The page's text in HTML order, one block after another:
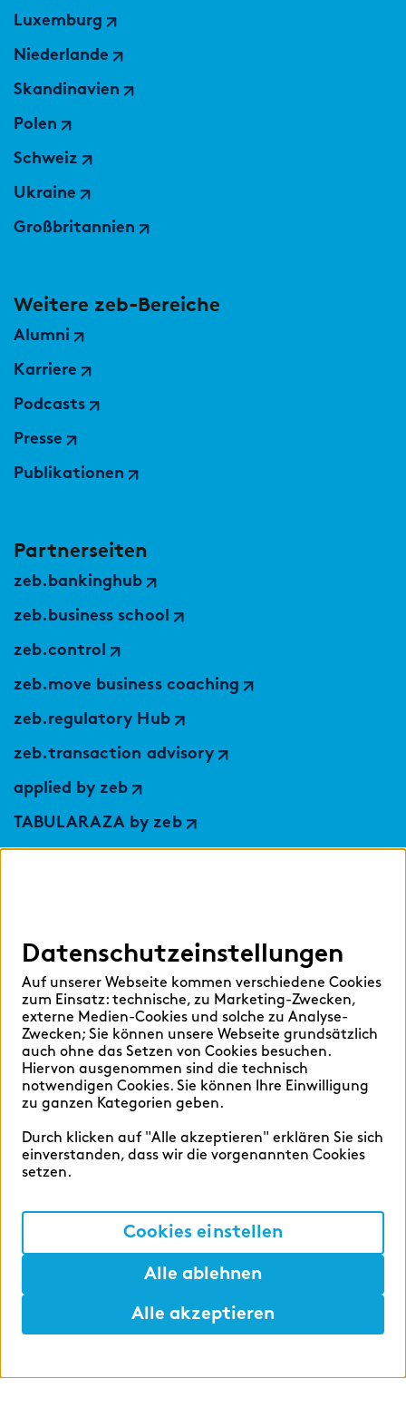
Luxemburg
Niederlande
Skandinavien
Polen
Schweiz
Ukraine
Großbritannien
Weitere zeb-Bereiche
Alumni
Karriere
Podcasts
Presse
Publikationen
Partnerseiten
zeb.bankinghub
zeb.business school
zeb.control
zeb.move business coaching
zeb.regulatory Hub
zeb.transaction advisory
applied by zeb
TABULARAZA by zeb
Hilfen
Sprache auswählen:
Deutsch English
©2026 zeb
Datenschutz
Datenschutzeinstellungen
Auf unserer Webseite kommen verschiedene Cookies
zum Einsatz: technische, zu Marketing-Zwecken,
externe Medien-Cookies und solche zu Analyse-
Zwecken; Sie können unsere Webseite grundsätzlich
auch ohne das Setzen von Cookies besuchen.
Hiervon ausgenommen sind die technisch
notwendigen Cookies. Sie können Ihre Einwilligung
zu ganzen Kategorien geben.
Durch klicken auf "Alle akzeptieren" erklären Sie sich
einverstanden, dass wir die vorgenannten Cookies
setzen.
Cookies einstellen
Alle ablehnen
Alle akzeptieren